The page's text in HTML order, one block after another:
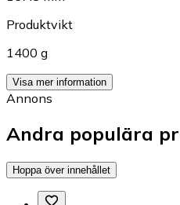
Produktvikt
1400 g
Visa mer information
Annons
Andra populära
Hoppa över innehållet